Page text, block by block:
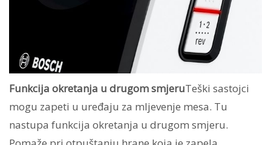
Funkcija okretanja u drugom smjeruTeški sastojci
mogu zapeti u uređaju za mljevenje mesa. Tu
nastupa funkcija okretanja u drugom smjeru.